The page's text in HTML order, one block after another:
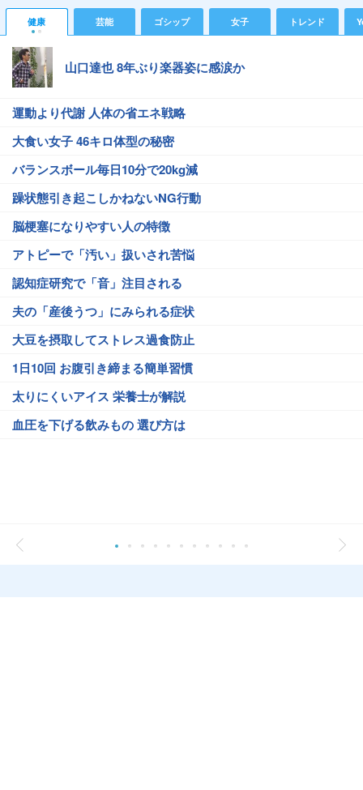
健康 芸能 ゴシップ 女子 トレンド
山口達也 8年ぶり楽器姿に感涙か
運動より代謝 人体の省エネ戦略
大食い女子 46キロ体型の秘密
バランスボール毎日10分で20kg減
躁状態引き起こしかねないNG行動
脳梗塞になりやすい人の特徴
アトピーで「汚い」扱いされ苦悩
認知症研究で「音」注目される
夫の「産後うつ」にみられる症状
大豆を摂取してストレス過食防止
1日10回 お腹引き締まる簡単習慣
太りにくいアイス 栄養士が解説
血圧を下げる飲みもの 選び方は